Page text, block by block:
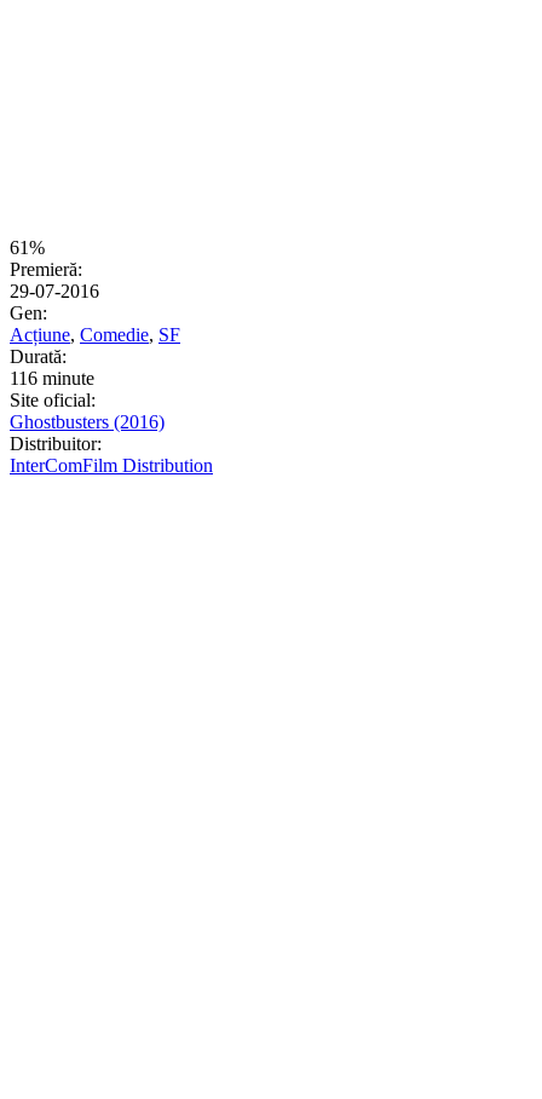
61%
Premieră:
29-07-2016
Gen:
Acțiune, Comedie, SF
Durată:
116 minute
Site oficial:
Ghostbusters (2016)
Distribuitor:
InterComFilm Distribution